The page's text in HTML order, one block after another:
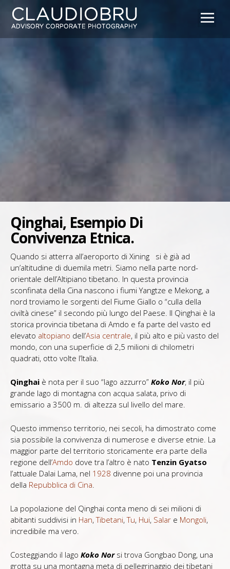
Contatti
Qinghai, Esempio Di
Convivenza Etnica.
Quando si atterra all’aeroporto di Xining si è già ad
un’altitudine di duemila metri. Siamo nella parte nord-
orientale dell’Altipiano tibetano. In questa provincia
sconfinata della Cina nascono i fiumi Yangtze e Mekong, a
nord troviamo le sorgenti del Fiume Giallo o “culla della
civiltà cinese” il secondo più lungo del Paese. Il Qinghai è la
storica provincia tibetana di Amdo e fa parte del vasto ed
elevato altopiano dell’Asia centrale, il più alto e più vasto del
mondo, con una superficie di 2,5 milioni di chilometri
quadrati, otto volte l’Italia.
Qinghai è nota per il suo “lago azzurro” Koko Nor, il più
grande lago di montagna con acqua salata, privo di
emissario a 3500 m. di altezza sul livello del mare.
Questo immenso territorio, nei secoli, ha dimostrato come
sia possibile la convivenza di numerose e diverse etnie. La
maggior parte del territorio storicamente era parte della
regione dell’Amdo dove tra l’altro è nato Tenzin Gyatso
l’attuale Dalai Lama, nel 1928 divenne poi una provincia
della Repubblica di Cina
La popolazione del Qinghai conta meno di sei milioni di
abitanti suddivisi in Han,Tibetani,Tu, Hui, Salar e Mongoli,
incredibile ma vero.
Costeggiando il lago Koko Norsi trova Gongbao Dong, una
grotta su una montagna meta di pellegrinaggio dei tibetani